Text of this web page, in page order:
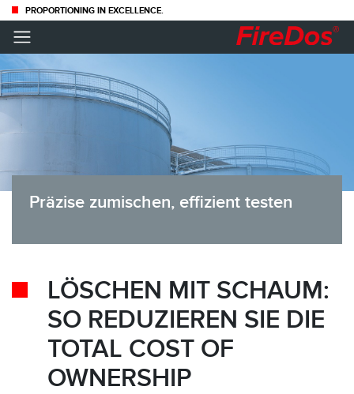
PROPORTIONING IN EXCELLENCE.
Präzise zumischen, effizient testen
LÖSCHEN MIT SCHAUM:
SO REDUZIEREN SIE DIE
TOTAL COST OF
OWNERSHIP
×
INFORMIERT BLEIBEN —
FÜR MEHR SICHERHEIT
Abonnieren Sie unseren Newsletter und erhalten Sie